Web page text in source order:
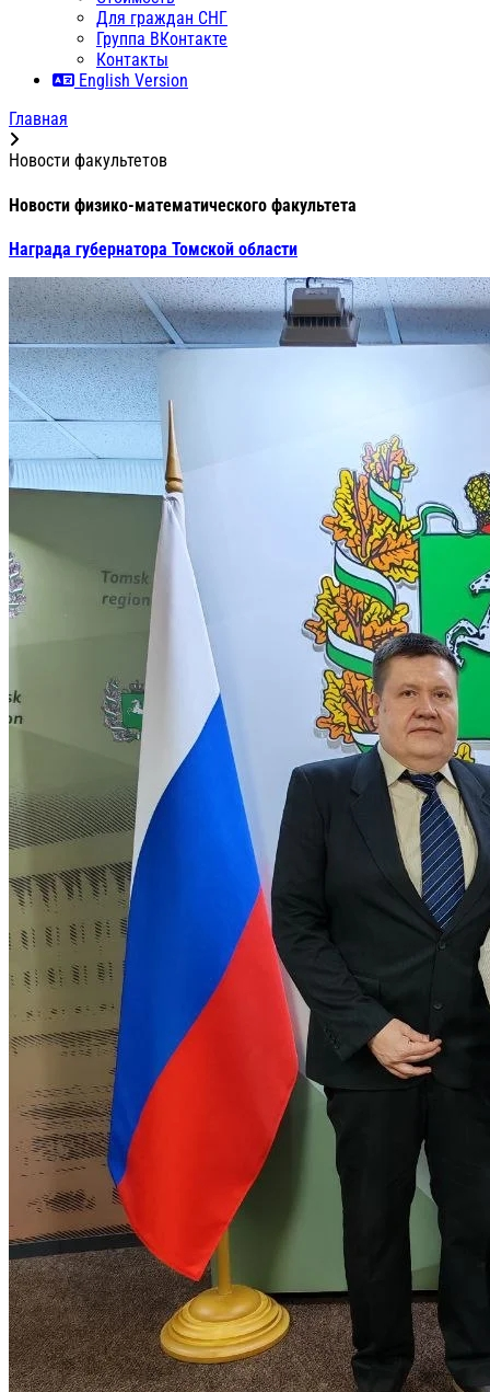
Для граждан СНГ
Группа ВКонтакте
Контакты
English Version
Главная
Новости факультетов
Новости физико-математического факультета
Награда губернатора Томской области